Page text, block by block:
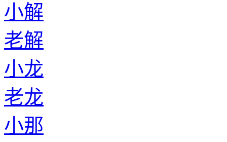
小解
老解
小龙
老龙
小那